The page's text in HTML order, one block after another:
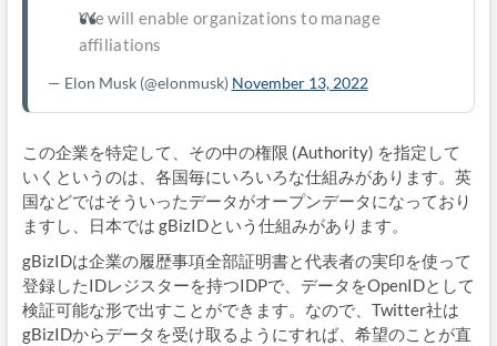
We will enable organizations to manage
affiliations
— Elon Musk (@elonmusk) November 13, 2022
この企業を特定して、その中の権限 (Authority) を指定して
いくというのは、各国毎にいろいろな仕組みがあります。英
国などではそういったデータがオープンデータになっており
ますし、日本では gBizIDという仕組みがあります。
gBizIDは企業の履歴事項全部証明書と代表者の実印を使って
登録したIDレジスターを持つIDPで、データをOpenIDとして
検証可能な形で出すことができます。なので、Twitter社は
gBizIDからデータを受け取るようにすれば、希望のことが直